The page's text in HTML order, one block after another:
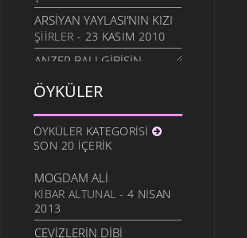
ARSIYAN YAYLASI’NIN KIZI
ŞIIRLER - 23 KASIM 2010
ANZER BALI GIBISIN
SEVERIM İSTANBULU
ŞIIRLER- 14 EKIM 2010
GÖZLER SESSIZ AĞLADI
İÇIMDE SAKLIYORUM
ŞIIRLER- 29 EYLÜL 2010
SENSIZIM ŞIMDI
ÖYKÜLER
ÖYKÜLER KATEGORISI
SON 20 İÇERIK
MOGDAM ALI
KIBAR ALTUNAL - 4 NISAN
2013
CEVIZLERIN DIBI